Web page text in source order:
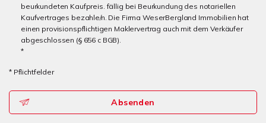
beurkundeten Kaufpreis. fällig bei Beurkundung des notariellen
Kaufvertrages bezahle/n. Die Firma WeserBergland Immobilien hat
einen provisionspflichtigen Maklervertrag auch mit dem Verkäufer
abgeschlossen (§ 656 c BGB).
*
* Pflichtfelder
Absenden